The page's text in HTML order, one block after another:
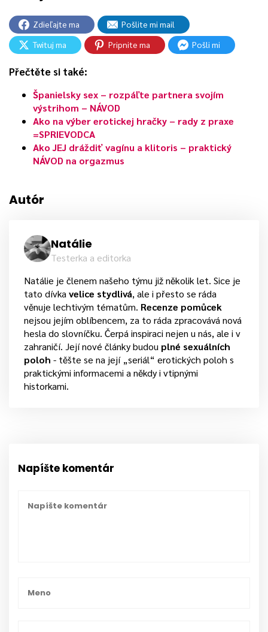
Zdieľajte ma
Pošlite mi mail
Twituj ma
Pripnite ma Pošli mi
Přečtěte si také:
Španielsky sex – rozpáľte partnera svojím
výstrihom – NÁVOD
Ako na výber erotickej hračky – rady z praxe
=SPRIEVODCA
Ako JEJ dráždiť vagínu a klitoris – praktický
NÁVOD na orgazmus
Autór
Natálie
Testerka a editorka
Natálie je členem našeho týmu již několik let. Sice je
tato dívka velice stydlivá, ale i přesto se ráda
věnuje lechtivým tématům. Recenze pomůcek
nejsou jejím oblíbencem, za to ráda zpracovává nová
hesla do slovníčku. Čerpá inspiraci nejen u nás, ale i v
zahraničí. Její nové články budou plné sexuálních
poloh - těšte se na její „seriál“ erotických poloh s
praktickými informacemi a někdy i vtipnými
historkami.
Napíšte komentár